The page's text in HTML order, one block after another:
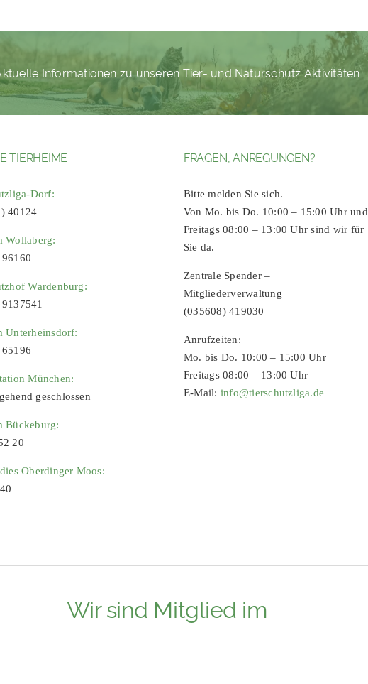
Informationen zu unseren Tier- und Naturschutz Aktivitäten
TIERHEIME
Dorf:
40124
Wollaberg:
Wardenburg:
Unterheinsdorf:
München:
geschlossen
Bückeburg:
20
Oberdinger Moos:
FRAGEN, ANREGUNGEN?
Bitte melden Sie sich.
Von Mo. bis Do. 10:00 – 15:00 Uhr und
Freitags 08:00 – 13:00 Uhr sind wir für
Sie da.
Zentrale Spender –
Mitgliederverwaltung
(035608) 419030
Anrufzeiten:
Mo. bis Do. 10:00 – 15:00 Uhr
Freitags 08:00 – 13:00 Uhr
E-Mail: info@tierschutzliga.de
Wir sind Mitglied im